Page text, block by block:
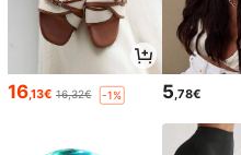
16,13€ 16,32€ -1% 5,78€